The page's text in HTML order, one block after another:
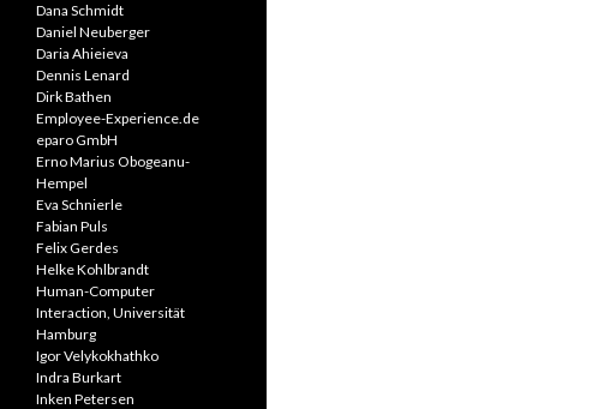
Dana Schmidt
Daniel Neuberger
Daria Ahieieva
Dennis Lenard
Dirk Bathen
Employee-Experience.de
eparo GmbH
Erno Marius Obogeanu-
Hempel
Eva Schnierle
Fabian Puls
Felix Gerdes
Helke Kohlbrandt
Human-Computer
Interaction, Universität
Hamburg
Igor Velykokhathko
Indra Burkart
Inken Petersen